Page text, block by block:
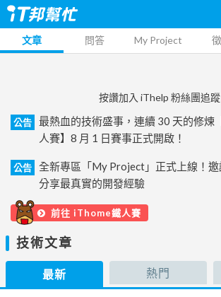
文章 問答 My Project
按讚加入 iThelp 粉絲團追蹤
公告
最熱血的技術盛事，連續 30 天的修煉
人賽】8 月 1 日賽事正式開啟！
公告
全新專區「My Project」正式上線！邀
分享最真實的開發經驗
前往 iThome鐵人賽
技術文章
最新 熱門